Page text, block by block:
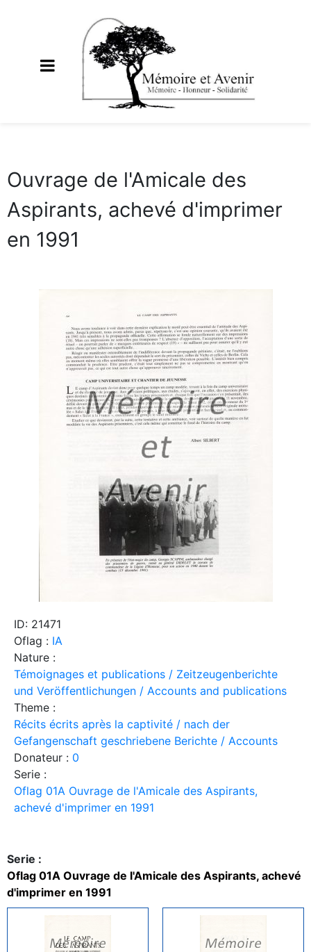
Ouvrage de l'Amicale des
Aspirants, achevé d'imprimer
en 1991
ID: 21471
Oflag : IA
Nature :
Témoignages et publications / Zeitzeugenberichte
und Veröffentlichungen / Accounts and publications
Theme :
Récits écrits après la captivité / nach der
Gefangenschaft geschriebene Berichte / Accounts
Donateur : 0
Serie :
Oflag 01A Ouvrage de l'Amicale des Aspirants,
achevé d'imprimer en 1991
Serie :
Oflag 01A Ouvrage de l'Amicale des Aspirants, achevé
d'imprimer en 1991